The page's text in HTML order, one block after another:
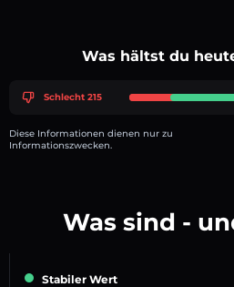
Was hältst du
Schlecht 215
Diese Informationen dienen nur zu
Informationszwecken.
Was sind -
Stabiler Wert